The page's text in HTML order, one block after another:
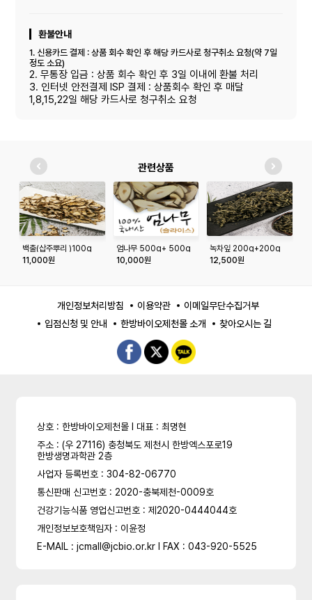
환불안내
1. 신용카드 결제 : 상품 회수 확인 후 해당 카드사로 청구취소 요청(약 7일
정도 소요)
2. 무통장 입금 : 상품 회수 확인 후 3일 이내에 환불 처리
3. 인터넷 안전결제 ISP 결제 : 상품회수 확인 후 매달
1,8,15,22일 해당 카드사로 청구취소 요청
관련상품
백출(삽주뿌리 )100g
11,000원
엄나무 500g+ 500g
10,000원
녹차잎 200g+200g
12,500원
개인정보처리방침 이용약관
이메일무단수집거부
입점신청 및 안내
한방바이오제천몰 소개 찾아오시는 길
상호 : 한방바이오제천몰 l 대표 : 최명현
주소 : (우 27116) 충청북도 제천시 한방엑스포로19
한방생명과학관 2층
사업자 등록번호 : 304-82-06770
통신판매 신고번호 : 2020-충북제천-0009호
건강기능식품 영업신고번호 : 제2020-0444044호
개인정보보호책임자 : 이윤정
E-MAIL : jcmall@jcbio.or.kr l FAX : 043-920-5525